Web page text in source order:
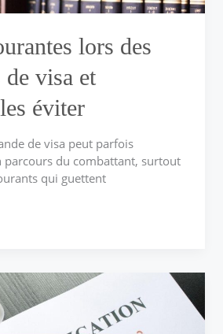
lors des
de visa et
éviter
de visa peut parfois
parcours du combattant, surtout
qui guettent